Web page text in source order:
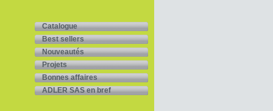
Catalogue
Best sellers
Nouveautés
Projets
Bonnes affaires
ADLER SAS en bref